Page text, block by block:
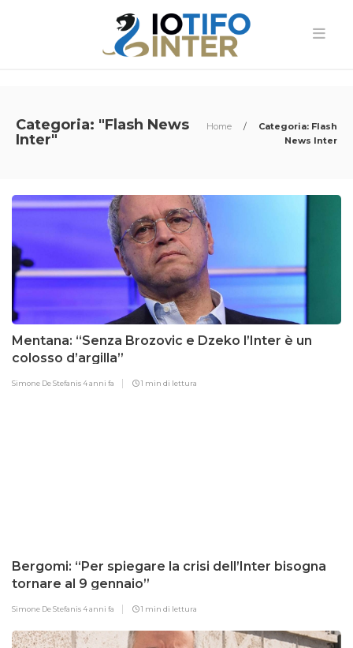
Categoria: "Flash News
Inter"
Home /
Categoria: Flash
News Inter
Mentana: “Senza Brozovic e Dzeko l’Inter è un
colosso d’argilla”
Simone De Stefanis4 anni fa 1 min di lettura
Bergomi: “Per spiegare la crisi dell’Inter bisogna
tornare al 9 gennaio”
Simone De Stefanis4 anni fa 1 min di lettura